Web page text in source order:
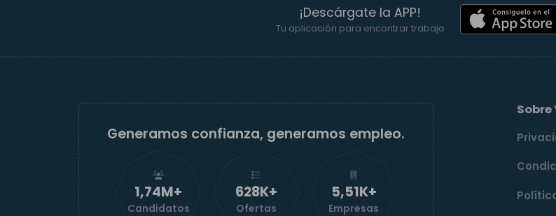
¡Descárgate la APP!
Tu aplicación para encontrar trabajo
Generamos confianza, generamos empleo.
1,74M+
Candidatos
629K+
Ofertas
5,52K+
Empresas
Sobre